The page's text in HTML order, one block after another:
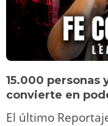
15.000 personas
convierte en
El último